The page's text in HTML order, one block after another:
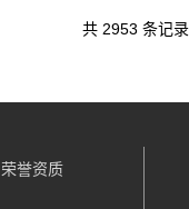
共 2953 条记
荣誉资质